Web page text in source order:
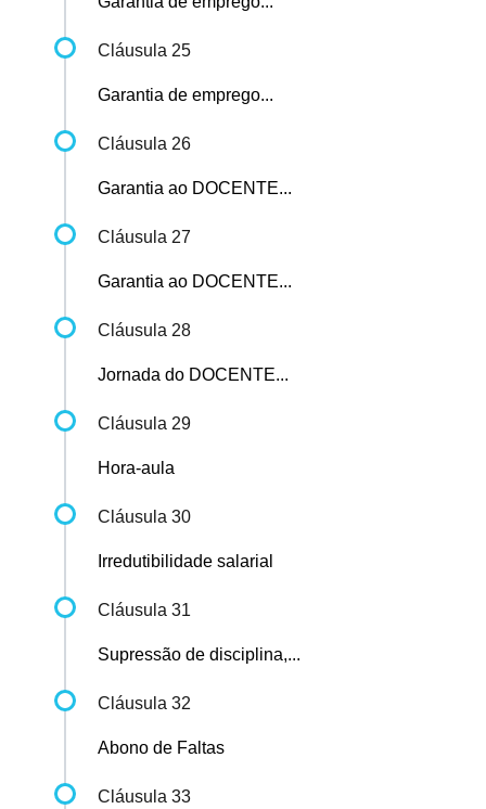
Cláusula 25
Garantia de emprego...
Cláusula 26
Garantia ao DOCENTE...
Cláusula 27
Garantia ao DOCENTE...
Cláusula 28
Jornada do DOCENTE...
Cláusula 29
Hora-aula
Cláusula 30
Irredutibilidade salarial
Cláusula 31
Supressão de disciplina,...
Cláusula 32
Abono de Faltas
Cláusula 33